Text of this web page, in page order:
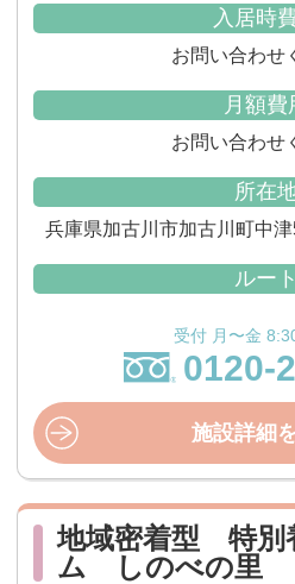
入居時
お問い合わせ
月額費
お問い合わせ
所在
兵庫県加古川市加古川町中
ルート
受付 月〜金
0120-
施設詳細
地域密着型 特別
ム しのべの里